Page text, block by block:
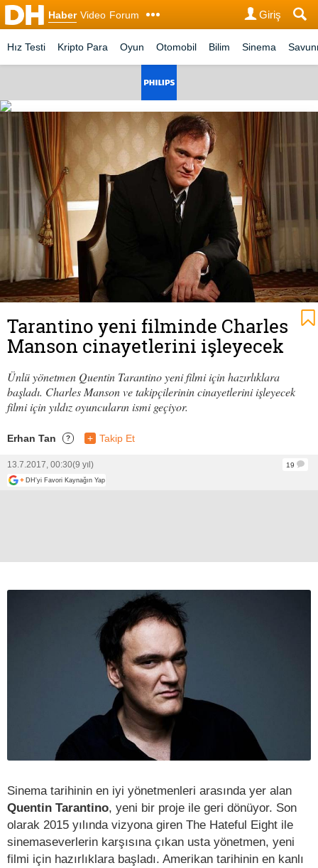
Haber Video Forum Giriş
Hız Testi Kripto Para Oyun Otomobil Bilim Sinema
Tarantino yeni filminde Charles
Manson cinayetlerini işleyecek
Ünlü yönetmen Quentin Tarantino yeni filmi için hazırlıklara
başladı. Charles Manson ve takipçilerinin cinayetlerini işleyecek
filmi için yıldız oyuncuların ismi geçiyor.
Erhan Tan ? + Takip Et
13.7.2017, 00:30(9 yıl)
19
+ DH'yi Favori Kaynağın Yap
Sinema tarihinin en iyi yönetmenleri arasında yer alan
Quentin Tarantino, yeni bir proje ile geri dönüyor. Son
olarak 2015 yılında vizyona giren The Hateful Eight ile
sinemaseverlerin karşısına çıkan usta yönetmen, yeni
filmi için hazırlıklara başladı. Amerikan tarihinin en kanlı